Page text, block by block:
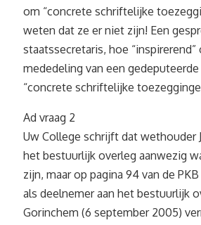
om “concrete schriftelijke
weten dat ze er niet zijn! Een
staatssecretaris, hoe “inspirerend”
mededeling van een
“concrete schriftelijke
Ad vraag 2
Uw College schrijft dat wethouder
het bestuurlijk overleg aanwezig
zijn, maar op pagina 94 van de
als deelnemer aan het bestuurlijk
Gorinchem (6 september 2005)